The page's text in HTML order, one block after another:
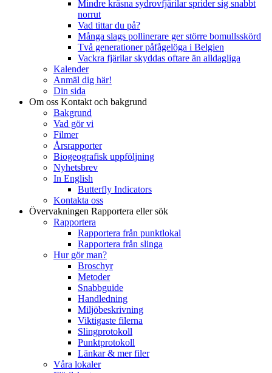
Mindre kräsna sydrovfjärilar sprider sig snabbt
norrut
Vad tittar du på?
Många slags pollinerare ger större bomullsskörd
Två generationer påfågelöga i Belgien
Vackra fjärilar skyddas oftare än alldagliga
Kalender
Anmäl dig här!
Din sida
Om oss Kontakt och bakgrund
Bakgrund
Vad gör vi
Filmer
Årsrapporter
Biogeografisk uppföljning
Nyhetsbrev
In English
Butterfly Indicators
Kontakta oss
Övervakningen Rapportera eller sök
Rapportera
Rapportera från punktlokal
Rapportera från slinga
Hur gör man?
Broschyr
Metoder
Snabbguide
Handledning
Miljöbeskrivning
Viktigaste filerna
Slingprotokoll
Punktprotokoll
Länkar & mer filer
Våra lokaler